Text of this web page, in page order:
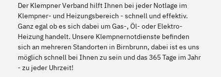
Der Klempner Verband hilft Ihnen bei jeder Notlage im
Klempner- und Heizungsbereich - schnell und effektiv.
Ganz egal ob es sich dabei um Gas-, Öl- oder Elektro-
Heizung handelt. Unsere Klempnernotdienste befinden
sich an mehreren Standorten in Birnbrunn, dabei ist es uns
möglich schnell bei Ihnen zu sein und das 365 Tage im Jahr
- zu jeder Uhrzeit!